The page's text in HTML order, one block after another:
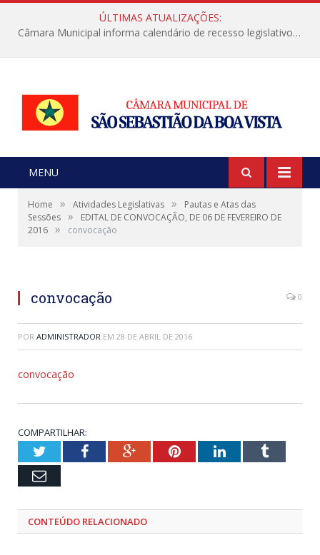
ÚLTIMAS ATUALIZAÇÕES:
Câmara Municipal informa calendário de recesso legislativo de julho
MENU
Home » Atividades Legislativas »
Pautas e Atas das
Sessões »
EDITAL DE CONVOCAÇÃO, DE 06 DE FEVEREIRO DE
2016 » convocação
convocação 0
POR ADMINISTRADOR EM 28 DE ABRIL DE 2016
convocação
COMPARTILHAR:
TwitterFacebookGoogle+PinterestLinkedInTumblr
Email
CONTEÚDO RELACIONADO